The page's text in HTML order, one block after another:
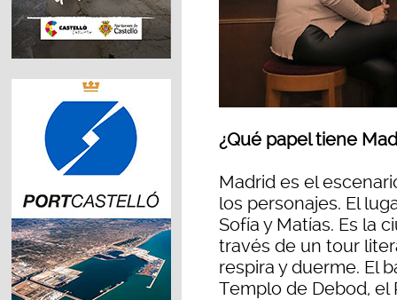
¿Qué papel tiene
Madrid es el
los personajes. El
Sofía y Matías. Es la
través de un tour
respira y duerme. El
Templo de Debod, el